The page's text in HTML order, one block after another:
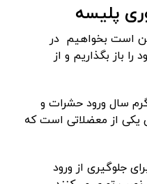
پلیسه
است بخواهیم در
باز بگذاریم و از
سال ورود حشرات و
یکی از معضلاتی است که
جلوگیری از ورود